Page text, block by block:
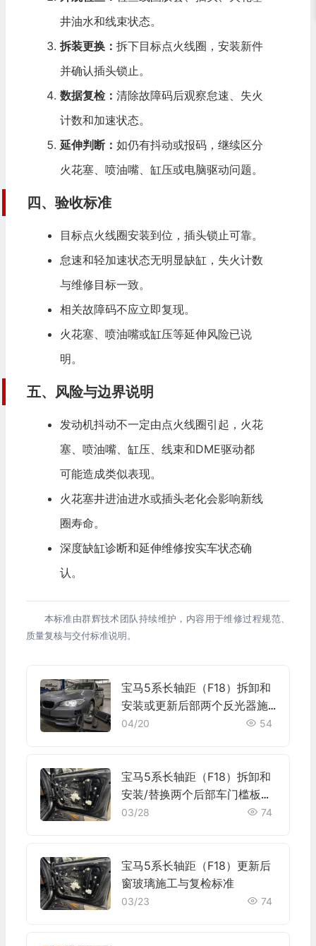
井油水和线束状态。
拆装更换： 拆下目标点火线圈，安装新件
并确认插头锁止。
数据复检： 清除故障码后观察怠速、失火
计数和加速状态。
延伸判断： 如仍有抖动或报码，继续区分
火花塞、喷油嘴、缸压或电脑驱动问题。
四、验收标准
目标点火线圈安装到位，插头锁止可靠。
怠速和轻加速状态无明显缺缸，失火计数
与维修目标一致。
相关故障码不应立即复现。
火花塞、喷油嘴或缸压等延伸风险已说
明。
五、风险与边界说明
发动机抖动不一定由点火线圈引起，火花
塞、喷油嘴、缸压、线束和DME驱动都
可能造成类似表现。
火花塞井进油进水或插头老化会影响新线
圈寿命。
深度缺缸诊断和延伸维修按实车状态确
认。
本标准由群辉技术团队持续维护，内容用于维修过程规范、
质量复核与交付标准说明。
宝马5系长轴距（F18）拆卸和
安装或更新后部两个反光器施
工与复检标准
04/20 54
宝马5系长轴距（F18）拆卸和
安装/替换两个后部车门槛板嵌
条施工与复检标准
03/28 74
宝马5系长轴距（F18）更新后
窗玻璃施工与复检标准
03/23 74